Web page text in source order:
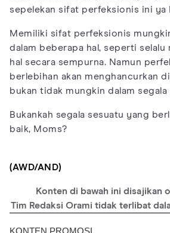
sepelekan sifat perfeksionis ini ya
Memiliki sifat perfeksionis
dalam beberapa hal, seperti selalu
hal secara sempurna. Namun
berlebihan akan menghancurkan
bukan tidak mungkin dalam segala
Bukankah segala sesuatu yang
baik, Moms?
(AWD/AND)
Konten di bawah ini disajikan
Tim Redaksi Orami tidak terlibat